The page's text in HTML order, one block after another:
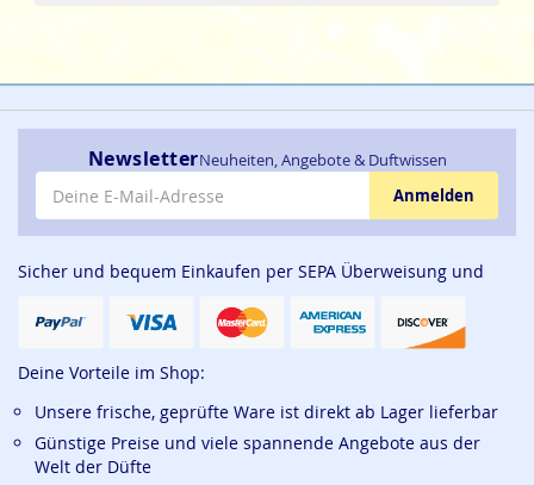
NewsletterNeuheiten, Angebote & Duftwissen
E-Mail-Adresse
Anmelden
Sicher und bequem Einkaufen per SEPA Überweisung und
Deine Vorteile im Shop:
Unsere frische, geprüfte Ware ist direkt ab Lager lieferbar
Günstige Preise und viele spannende Angebote aus der
Welt der Düfte